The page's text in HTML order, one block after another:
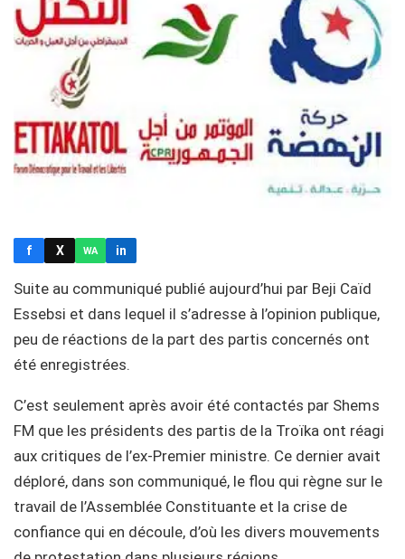
f X WA in
Suite au communiqué publié aujourd’hui par Beji Caïd
Essebsi et dans lequel il s’adresse à l’opinion publique,
peu de réactions de la part des partis concernés ont
été enregistrées.
C’est seulement après avoir été contactés par Shems
FM que les présidents des partis de la Troïka ont réagi
aux critiques de l’ex-Premier ministre. Ce dernier avait
déploré, dans son communiqué, le flou qui règne sur le
travail de l’Assemblée Constituante et la crise de
confiance qui en découle, d’où les divers mouvements